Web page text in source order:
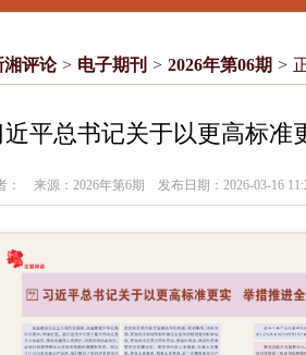
湘评论 > 电子期刊 > 2026年第06期 >
近平总书记关于以更高标准
： 来源：2026年第6期 发布日期：2026-03-16